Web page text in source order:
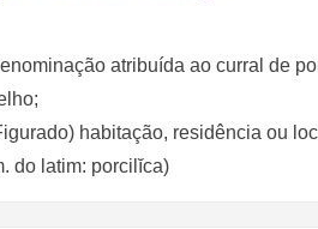
atribuída ao curral de
habitação, residência ou
do latim: porcilĭca)